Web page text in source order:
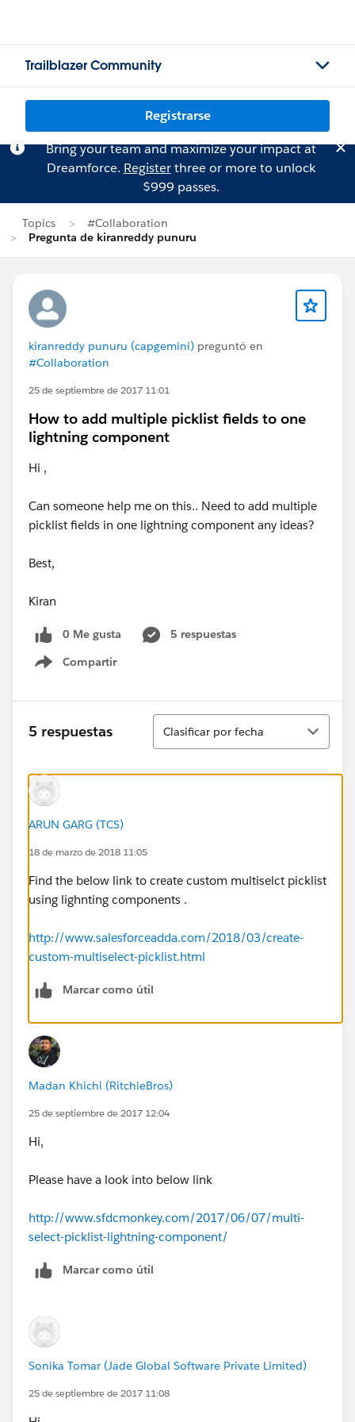
Trailblazer Community
Registrarse
Bring your team and maximize your impact at
Dreamforce. Registerthree or more to unlock
$999 passes.
Topics
#Collaboration
Pregunta de kiranreddy punuru
kiranreddy punuru (capgemini) preguntó en
#Collaboration
25 de septiembre de 2017 11:01
How to add multiple picklist fields to one
lightning component
Hi ,
Can someone help me on this.. Need to add multiple
picklist fields in one lightning component any ideas?
Best,
Kiran
0 Me gusta
5 respuestas
Compartir
Show menu
5 respuestas
Ordenar
Clasificar por fecha
ARUN GARG (TCS)
18 de marzo de 2018 11:05
Find the below link to create custom multiselct picklist
using lighnting components .
http://www.salesforceadda.com/2018/03/create-
custom-multiselect-picklist.html
Marcar como útil
Madan Khichi (RitchieBros)
25 de septiembre de 2017 12:04
Hi,
Please have a look into below link
http://www.sfdcmonkey.com/2017/06/07/multi-
select-picklist-lightning-component/
Marcar como útil
Sonika Tomar (Jade Global Software Private Limited)
25 de septiembre de 2017 11:08